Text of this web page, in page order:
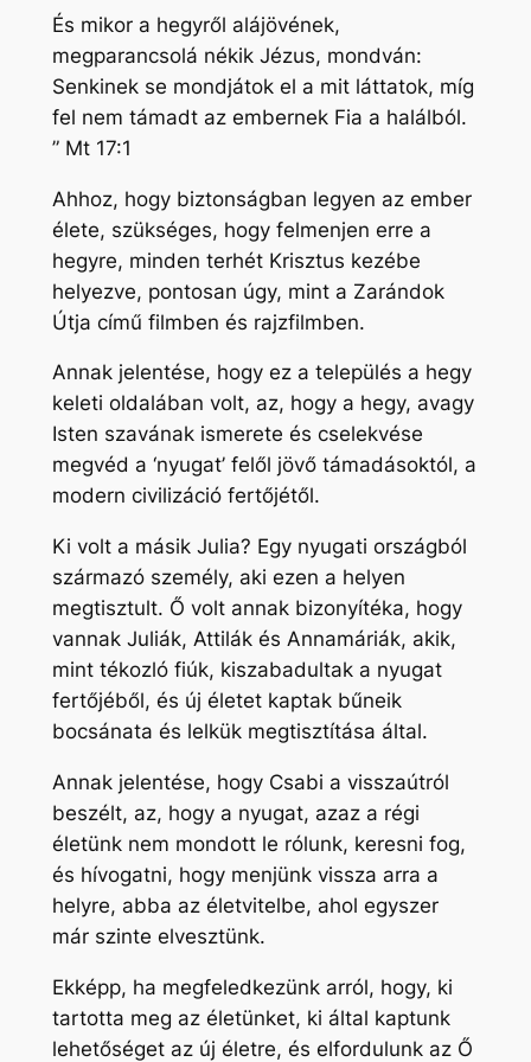
És mikor a hegyről alájövének,
megparancsolá nékik Jézus, mondván:
Senkinek se mondjátok el a mit láttatok, míg
fel nem támadt az embernek Fia a halálból.
” Mt 17:1
Ahhoz, hogy biztonságban legyen az ember
élete, szükséges, hogy felmenjen erre a
hegyre, minden terhét Krisztus kezébe
helyezve, pontosan úgy, mint a Zarándok
Útja című filmben és rajzfilmben.
Annak jelentése, hogy ez a település a hegy
keleti oldalában volt, az, hogy a hegy, avagy
Isten szavának ismerete és cselekvése
megvéd a ‘nyugat’ felől jövő támadásoktól, a
modern civilizáció fertőjétől.
Ki volt a másik Julia? Egy nyugati országból
származó személy, aki ezen a helyen
megtisztult. Ő volt annak bizonyítéka, hogy
vannak Juliák, Attilák és Annamáriák, akik,
mint tékozló fiúk, kiszabadultak a nyugat
fertőjéből, és új életet kaptak bűneik
bocsánata és lelkük megtisztítása által.
Annak jelentése, hogy Csabi a visszaútról
beszélt, az, hogy a nyugat, azaz a régi
életünk nem mondott le rólunk, keresni fog,
és hívogatni, hogy menjünk vissza arra a
helyre, abba az életvitelbe, ahol egyszer
már szinte elvesztünk.
Ekképp, ha megfeledkezünk arról, hogy, ki
tartotta meg az életünket, ki által kaptunk
lehetőséget az új életre, és elfordulunk az Ő